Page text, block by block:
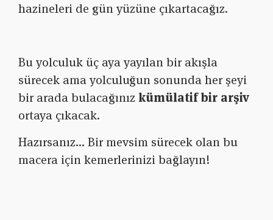
hazineleri de gün yüzüne çıkartacağız.
Bu yolculuk üç aya yayılan bir akışla
sürecek ama yolculuğun sonunda her şeyi
bir arada bulacağınızkümülatif bir arşiv
ortaya çıkacak.
Hazırsanız… Bir mevsim sürecek olan bu
macera için kemerlerinizi bağlayın!